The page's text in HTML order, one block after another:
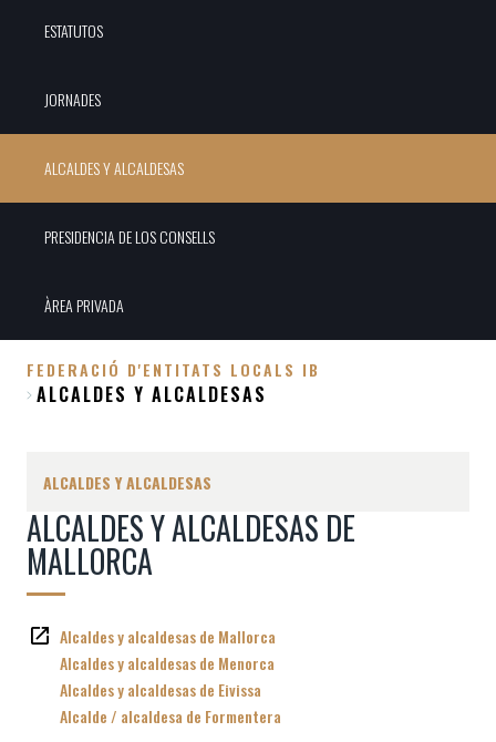
ESTATUTOS
JORNADES
ALCALDES Y ALCALDESAS
PRESIDENCIA DE LOS CONSELLS
ÀREA PRIVADA
Sobrescribir
de
ayuda
a
la
navegación
FEDERACIÓ D'ENTITATS LOCALS IB
ALCALDES Y ALCALDESAS
ALCALDES Y ALCALDESAS
ALCALDES Y ALCALDESAS DE
MALLORCA
Alcaldes y alcaldesas de Mallorca
Alcaldes y alcaldesas de Menorca
Alcaldes y alcaldesas de Eivissa
Alcalde / alcaldesa de Formentera